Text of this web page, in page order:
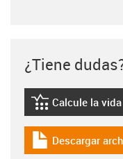
¿Tiene
igus-icon-
Calcule la
igus-icon-
Descargar